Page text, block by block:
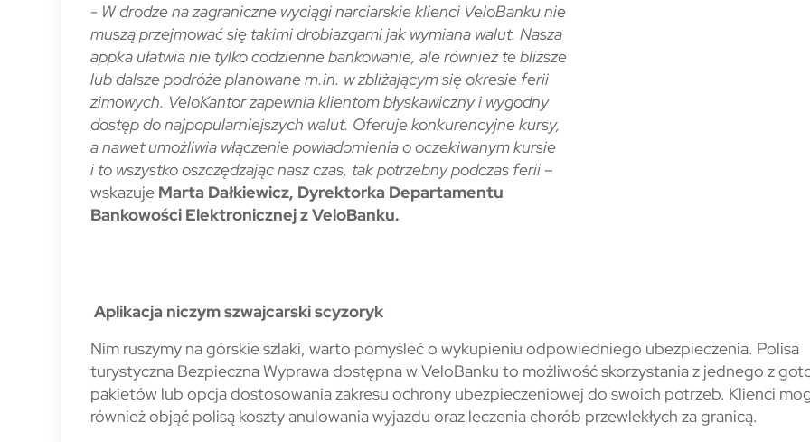
- W drodze na zagraniczne wyciągi narciarskie klienci VeloBanku nie
muszą przejmować się takimi drobiazgami jak wymiana walut. Nasza
appka ułatwia nie tylko codzienne bankowanie, ale również te bliższe
lub dalsze podróże planowane m.in. w zbliżającym się okresie ferii
zimowych. VeloKantor zapewnia klientom błyskawiczny i wygodny
dostęp do najpopularniejszych walut. Oferuje konkurencyjne kursy,
a nawet umożliwia włączenie powiadomienia o oczekiwanym kursie
i to wszystko oszczędzając nasz czas, tak potrzebny podczas ferii –
wskazuje Marta Dałkiewicz, Dyrektorka Departamentu
Bankowości Elektronicznej z VeloBanku.
Aplikacja niczym szwajcarski scyzoryk
Nim ruszymy na górskie szlaki, warto pomyśleć o wykupieniu odpowiedniego ubezpieczenia. Polisa
turystyczna Bezpieczna Wyprawa dostępna w VeloBanku to możliwość skorzystania z jednego z
pakietów lub opcja dostosowania zakresu ochrony ubezpieczeniowej do swoich potrzeb. Klienci
również objąć polisą koszty anulowania wyjazdu oraz leczenia chorób przewlekłych za granicą.